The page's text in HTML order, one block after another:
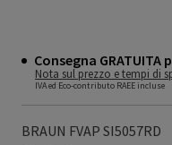
Consegna
Nota sul prezzo e tempi di
IVA ed Eco-contributo RAEE incluse
BRAUN FVAP SI5057RD